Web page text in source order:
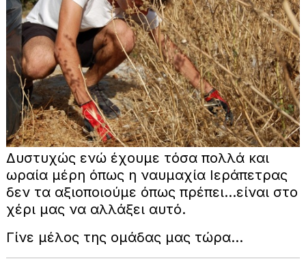
Δυστυχώς ενώ έχουμε τόσα πολλά και
ωραία μέρη όπως η ναυμαχία Ιεράπετρας
δεν τα αξιοποιούμε όπως πρέπει...είναι στο
χέρι μας να αλλάξει αυτό.
Γίνε μέλος της ομάδας μας τώρα...